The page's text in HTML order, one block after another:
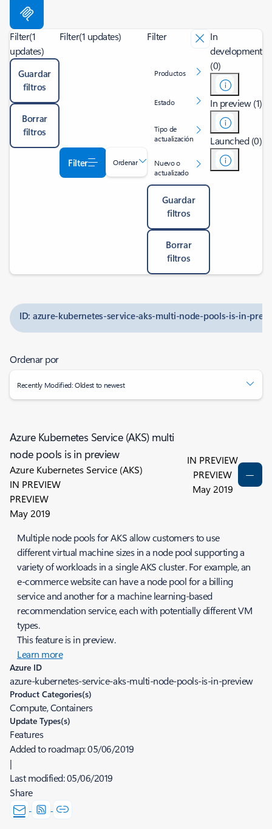
Filter(1
updates)
Guardar
filtros
Borrar
filtros
Filter(1 updates)
Filter Ordenar
Filter
Productos
Estado
Tipo de
actualización
Nuevo o
actualizado
Guardar
filtros
Borrar
filtros
In
development
(0)
In preview (1)
Launched (0)
ID: azure-kubernetes-service-aks-multi-node-pools-is-in-
Ordenar por
Recently Modified: Oldest to newest
Azure Kubernetes Service (AKS) multi
node pools is in preview
Azure Kubernetes Service (AKS)
IN PREVIEW
PREVIEW
May 2019
IN PREVIEW
PREVIEW
May 2019
Multiple node pools for AKS allow customers to use
different virtual machine sizes in a node pool supporting a
variety of workloads in a single AKS cluster. For example, an
e-commerce website can have a node pool for a billing
service and another for a machine learning-based
recommendation service, each with potentially different VM
types.
This feature is in preview.
Learn more
Azure ID
azure-kubernetes-service-aks-multi-node-pools-is-in-preview
Product Categories(s)
Compute, Containers
Update Types(s)
Features
Added to roadmap:05/06/2019
|
Last modified:05/06/2019
Share